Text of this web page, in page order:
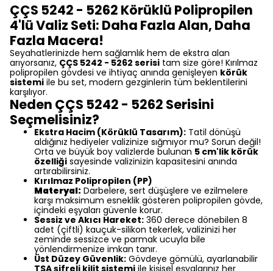
ÇÇS 5242 - 5262 Körüklü Polipropilen
4'lü Valiz Seti: Daha Fazla Alan, Daha
Fazla Macera!
Seyahatlerinizde hem sağlamlık hem de ekstra alan
arıyorsanız, ÇÇS 5242 - 5262 serisi tam size göre! Kırılmaz
polipropilen gövdesi ve ihtiyaç anında genişleyen körük
sistemi ile bu set, modern gezginlerin tüm beklentilerini
karşılıyor.
Neden ÇÇS 5242 - 5262 Serisini
Seçmelisiniz?
Ekstra Hacim (Körüklü Tasarım): Tatil dönüşü
aldığınız hediyeler valizinize sığmıyor mu? Sorun değil!
Orta ve büyük boy valizlerde bulunan 5 cm'lik körük
özelliği sayesinde valizinizin kapasitesini anında
artırabilirsiniz.
Kırılmaz Polipropilen (PP)
Materyal: Darbelere, sert düşüşlere ve ezilmelere
karşı maksimum esneklik gösteren polipropilen gövde,
içindeki eşyaları güvenle korur.
Sessiz ve Akıcı Hareket: 360 derece dönebilen 8
adet (çiftli) kauçuk-silikon tekerlek, valizinizi her
zeminde sessizce ve parmak ucuyla bile
yönlendirmenize imkan tanır.
Üst Düzey Güvenlik: Gövdeye gömülü, ayarlanabilir
TSA şifreli kilit sistemi ile kişisel eşyalarınız her